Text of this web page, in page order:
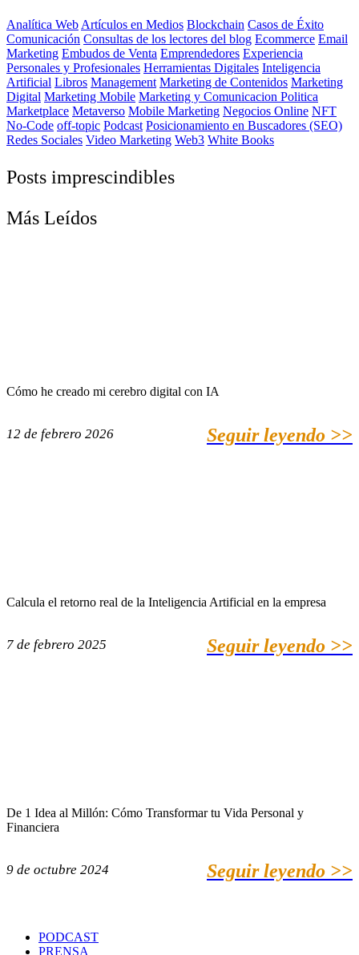
Analítica Web Artículos en Medios Blockchain Casos de Éxito
Comunicación Consultas de los lectores del blog Ecommerce Email
Marketing Embudos de Venta Emprendedores Experiencia
Personales y Profesionales Herramientas Digitales Inteligencia
Artificial Libros Management Marketing de Contenidos Marketing
Digital Marketing Mobile Marketing y Comunicacion Politica
Marketplace Metaverso Mobile Marketing Negocios Online NFT
No-Code off-topic Podcast Posicionamiento en Buscadores (SEO)
Redes Sociales Video Marketing Web3 White Books
Posts imprescindibles
Más Leídos
Cómo he creado mi cerebro digital con IA
12 de febrero 2026 Seguir leyendo >>
Calcula el retorno real de la Inteligencia Artificial en la empresa
7 de febrero 2025 Seguir leyendo >>
De 1 Idea al Millón: Cómo Transformar tu Vida Personal y
Financiera
9 de octubre 2024 Seguir leyendo >>
PODCAST
PRENSA